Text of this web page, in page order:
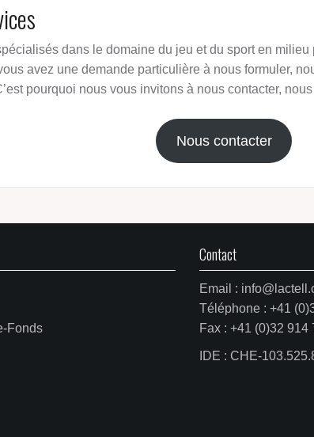
dans le domaine du jeu et du sport en
avez une demande particulière à nous formuler,
pourquoi nous vous invitons à nous contacter,
Nous contacter
Fonds
Contact
Email :
Téléphone : +41
Fax : +41 (0)32 914
IDE : CHE-